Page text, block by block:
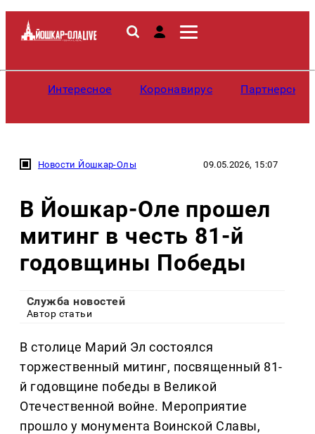
Интересное Коронавирус
Новости Йошкар-Олы 09.05.2026, 15:07
В Йошкар-Оле прошел
митинг в честь 81-й
годовщины Победы
Служба новостей
Автор статьи
В столице Марий Эл состоялся
торжественный митинг, посвященный 81-
й годовщине победы в Великой
Отечественной войне. Мероприятие
прошло у монумента Воинской Славы,